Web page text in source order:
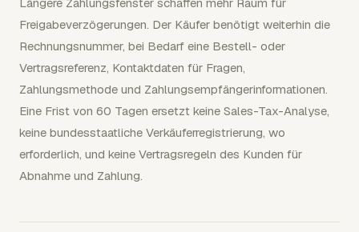
Freigabeverzögerungen. Der Käufer benötigt weiterhin die
Rechnungsnummer, bei Bedarf eine Bestell- oder
Vertragsreferenz, Kontaktdaten für Fragen,
Zahlungsmethode und Zahlungsempfängerinformationen.
Eine Frist von 60 Tagen ersetzt keine Sales-Tax-Analyse,
keine bundesstaatliche Verkäuferregistrierung, wo
erforderlich, und keine Vertragsregeln des Kunden für
Abnahme und Zahlung.